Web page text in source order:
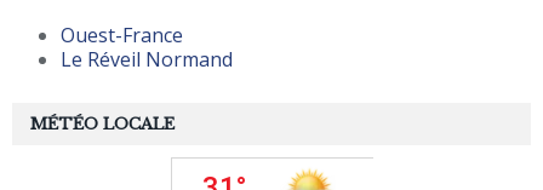
MÉTÉO LOCALE
Ouest-France
Le Réveil Normand